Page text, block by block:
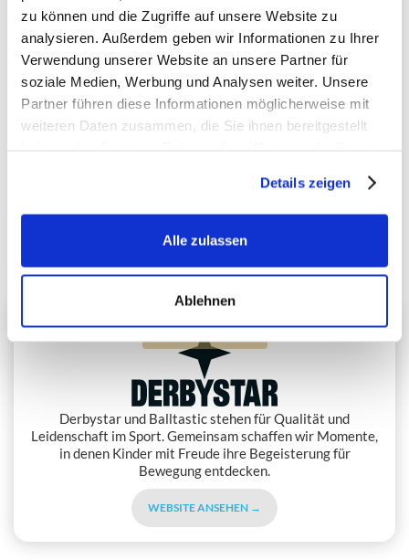
zu können und die Zugriffe auf unsere Website zu
analysieren. Außerdem geben wir Informationen zu Ihrer
Verwendung unserer Website an unsere Partner für
soziale Medien, Werbung und Analysen weiter. Unsere
Partner führen diese Informationen möglicherweise mit
weiteren Daten zusammen, die Sie ihnen bereitgestellt
Details zeigen
Alle zulassen
Ablehnen
ZURÜCK ZU DEN KURSEN
PREMIUM-PARTNER
Exklusive deutschlandweite Partner von Balltastic
Derbystar und Balltastic stehen für Qualität und
Leidenschaft im Sport. Gemeinsam schaffen wir Momente,
in denen Kinder mit Freude ihre Begeisterung für
Bewegung entdecken.
WEBSITE ANSEHEN →